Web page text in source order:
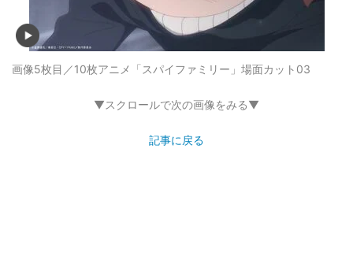
画像5枚目／10枚アニメ「スパイファミリー」場面カット03
▼スクロールで次の画像をみる▼
記事に戻る